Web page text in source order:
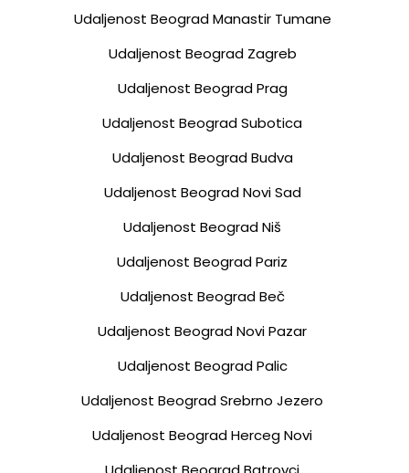
Udaljenost Beograd Manastir Tumane
Udaljenost Beograd Zagreb
Udaljenost Beograd Prag
Udaljenost Beograd Subotica
Udaljenost Beograd Budva
Udaljenost Beograd Novi Sad
Udaljenost Beograd Niš
Udaljenost Beograd Pariz
Udaljenost Beograd Beč
Udaljenost Beograd Novi Pazar
Udaljenost Beograd Palic
Udaljenost Beograd Srebrno Jezero
Udaljenost Beograd Herceg Novi